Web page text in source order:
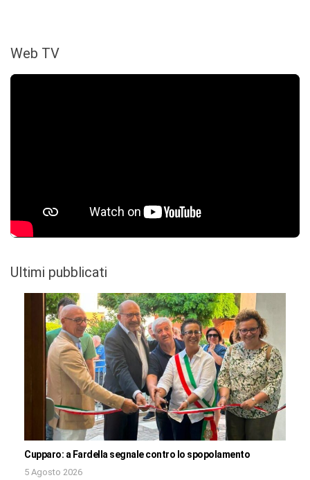
Web TV
Ultimi pubblicati
Cupparo: a Fardella segnale contro lo spopolamento
5 Agosto 2026